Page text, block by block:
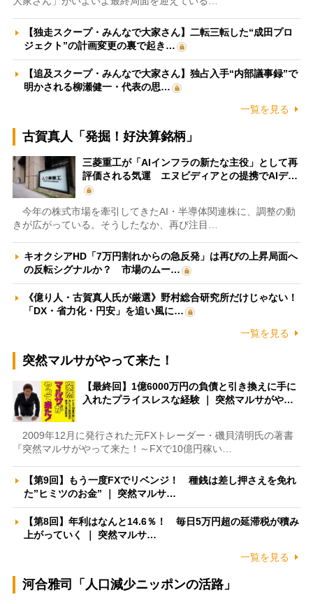
【独走スクープ・みんなで大家さん】二転三転した“成田プロ
ジェクト”の計画変更の裏で起き…
【追及スクープ・みんなで大家さん】独占入手“内部議事録”で
明かされる柳瀬健一・代表の思…
一覧を見る
古賀真人「発掘！好決算銘柄」
三菱重工が「AIインフラの新たな主役」として再
評価される気運 エヌビディアとの提携でAIデ…
今年の株式市場を牽引してきたAI・半導体関連株に、調整の動
きが広がっている。そうしたなか、再び注目…
キオクシアHD「7万円割れからの急反発」は再びの上昇局面へ
の反転シグナルか？ 市場のムー…
《億り人・古賀真人氏が厳選》野村総合研究所だけじゃない！
「DX・省力化・円安」を追い風に…
一覧を見る
突然マルサがやって来た！
【最終回】1億6000万円の負債と引き換えに手に
入れたプライスレスな経験 ｜ 突然マルサがや…
2009年12月に発行された元FXトレーダー・磯貝清明氏の著書
『突然マルサがやって来た！～FXで10億円稼い…
【第9回】もう一度FXでリベンジ！ 種銭は差し押さえを免れ
た”ヒミツのお金” ｜ 突然マルサ…
【第8回】年利はなんと14.6％！ 毎日5万円超の延滞税が積み
上がっていく ｜ 突然マルサ…
一覧を見る
河合雅司「人口減少ニッポンの活路」